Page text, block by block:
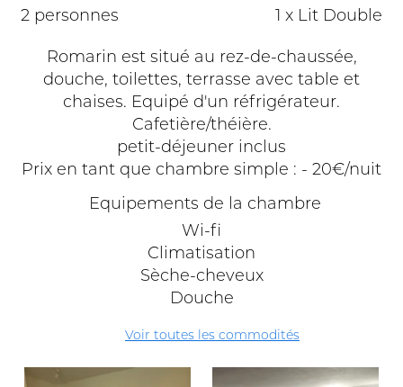
2 personnes
1 x Lit Double
Romarin est situé au rez-de-chaussée,
douche, toilettes, terrasse avec table et
chaises. Equipé d'un réfrigérateur.
Cafetière/théière.
petit-déjeuner inclus
Prix en tant que chambre simple : - 20€/nuit
Equipements de la chambre
Wi-fi
Climatisation
Sèche-cheveux
Douche
Voir toutes les commodités